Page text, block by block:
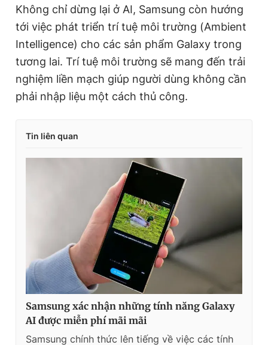
e
Không chỉ dừng lại ở AI, Samsung còn hướng
tới việc phát triển trí tuệ môi trường (Ambient
Intelligence) cho các sản phẩm Galaxy trong
tương lai. Trí tuệ môi trường sẽ mang đến trải
nghiệm liền mạch giúp người dùng không cần
phải nhập liệu một cách thủ công.
Tin liên quan
Samsung xác nhận những tính năng Galaxy
AI được miễn phí mãi mãi
Samsung chính thức lên tiếng về việc các tính